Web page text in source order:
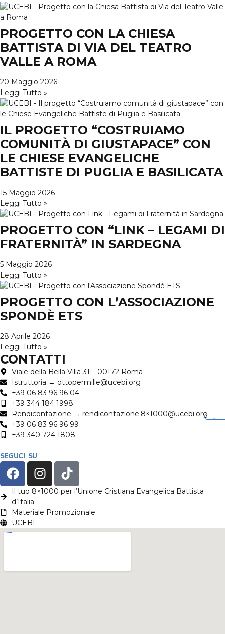
PROGETTO CON LA CHIESA
BATTISTA DI VIA DEL TEATRO
VALLE A ROMA
20 Maggio 2026
Leggi Tutto »
IL PROGETTO “COSTRUIAMO
COMUNITÀ DI GIUSTAPACE” CON
LE CHIESE EVANGELICHE
BATTISTE DI PUGLIA E BASILICATA
15 Maggio 2026
Leggi Tutto »
PROGETTO CON “LINK – LEGAMI DI
FRATERNITÀ” IN SARDEGNA
5 Maggio 2026
Leggi Tutto »
PROGETTO CON L’ASSOCIAZIONE
SPONDÈ ETS
28 Aprile 2026
Leggi Tutto »
CONTATTI
Viale della Bella Villa 31 – 00172 Roma
Istruttoria → ottopermille@ucebi.org
+39 06 83 96 96 04
+39 344 184 1998
Rendicontazione → rendicontazione.8×1000@ucebi.org
+39 06 83 96 96 99
+39 340 724 1808
SEGUCI SU
Il tuo 8×1000 per l’Unione Cristiana Evangelica Battista
d’Italia
Materiale Promozionale
UCEBI